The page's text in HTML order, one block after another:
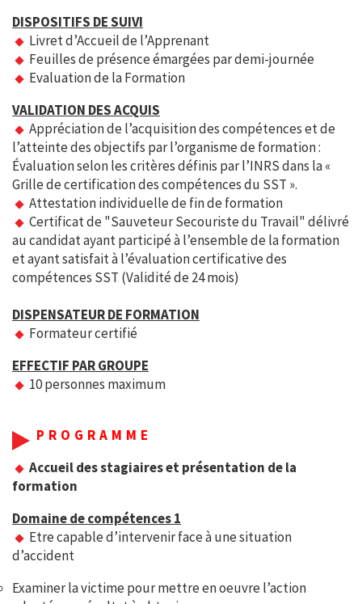
DISPOSITIFS DE SUIVI
Livret d’Accueil de l’Apprenant
Feuilles de présence émargées par demi-journée
Evaluation de la Formation
VALIDATION DES ACQUIS
Appréciation de l’acquisition des compétences et de
l’atteinte des objectifs par l’organisme de formation :
Évaluation selon les critères définis par l’INRS dans la «
Grille de certification des compétences du SST ».
Attestation individuelle de fin de formation
Certificat de "Sauveteur Secouriste du Travail" délivré
au candidat ayant participé à l’ensemble de la formation
et ayant satisfait à l’évaluation certificative des
compétences SST (Validité de 24 mois)
DISPENSATEUR DE FORMATION
Formateur certifié
EFFECTIF PAR GROUPE
10 personnes maximum
PROGRAMME
Accueil des stagiaires et présentation de la
formation
Domaine de compétences 1
Etre capable d’intervenir face à une situation
d’accident
Examiner la victime pour mettre en oeuvre l’action